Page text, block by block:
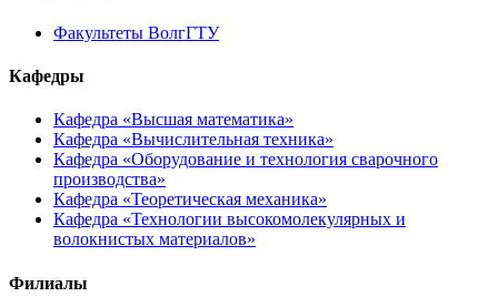
Факультеты ВолгГТУ
Кафедры
Кафедра «Высшая математика»
Кафедра «Вычислительная техника»
Кафедра «Оборудование и технология сварочного
производства»
Кафедра «Теоретическая механика»
Кафедра «Технологии высокомолекулярных и
волокнистых материалов»
Филиалы